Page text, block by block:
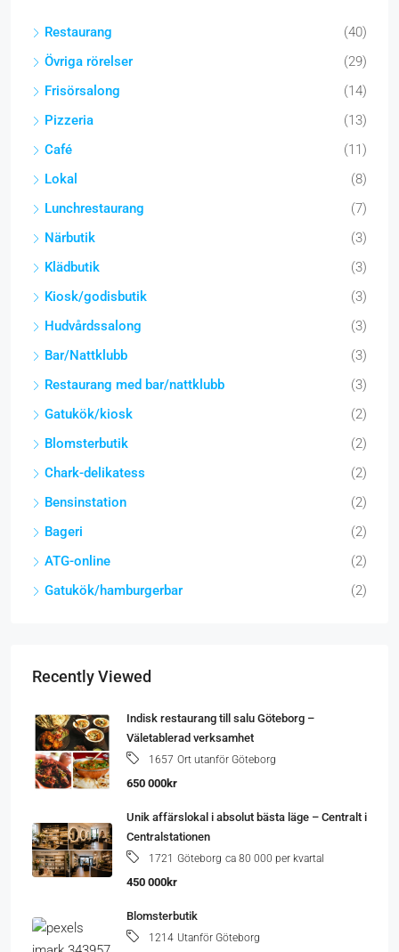
Restaurang
(40)
Övriga rörelser
(29)
Frisörsalong
(14)
Pizzeria
(13)
Café
(11)
Lokal
(8)
Lunchrestaurang
(7)
Närbutik
(3)
Klädbutik
(3)
Kiosk/godisbutik
(3)
Hudvårdssalong
(3)
Bar/Nattklubb
(3)
Restaurang med bar/nattklubb
(3)
Gatukök/kiosk
(2)
Blomsterbutik
(2)
Chark-delikatess
(2)
Bensinstation
(2)
Bageri
(2)
ATG-online
(2)
Gatukök/hamburgerbar
(2)
Recently Viewed
Indisk restaurang till salu Göteborg –
Väletablerad verksamhet
1657 Ort utanför Göteborg
650 000kr
Unik affärslokal i absolut bästa läge – Centralt i
Centralstationen
1721 Göteborg ca 80 000 per kvartal
450 000kr
Blomsterbutik
1214 Utanför Göteborg